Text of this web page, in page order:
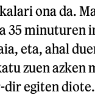
ona da.
35 minuturen
eta, ahal
zuen azken
dir egiten diote.